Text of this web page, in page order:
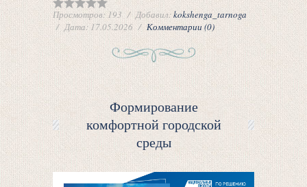
Просмотров: 193 Добавил:kokshenga_tarnoga
Дата: 17.05.2026 Комментарии (0)
Формирование
комфортной городской
среды